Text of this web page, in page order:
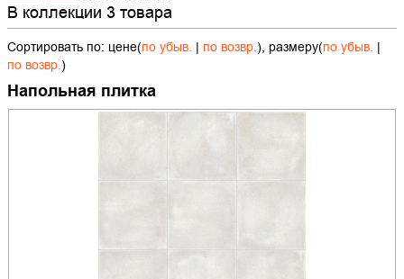
В коллекции 3 товара
Сортировать по: цене(по убыв. | по возвр.), размеру(по убыв. |
по возвр.)
Напольная плитка